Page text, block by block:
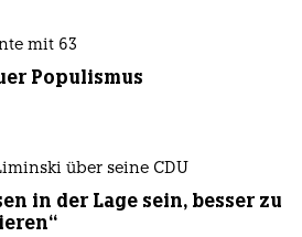
mit 63
Populismus
über seine CDU
in der Lage sein, besser zu